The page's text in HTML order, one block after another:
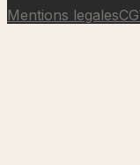
Mentions legales